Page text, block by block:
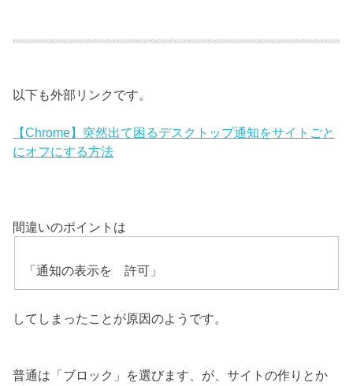
以下も外部リンクです。
【Chrome】突然出て困るデスクトップ通知をサイトごと
にオフにする方法
間違いのポイントは
「通知の表示を 許可」
してしまったことが原因のようです。
普通は「ブロック」を選びます、が、サイトの作りとか